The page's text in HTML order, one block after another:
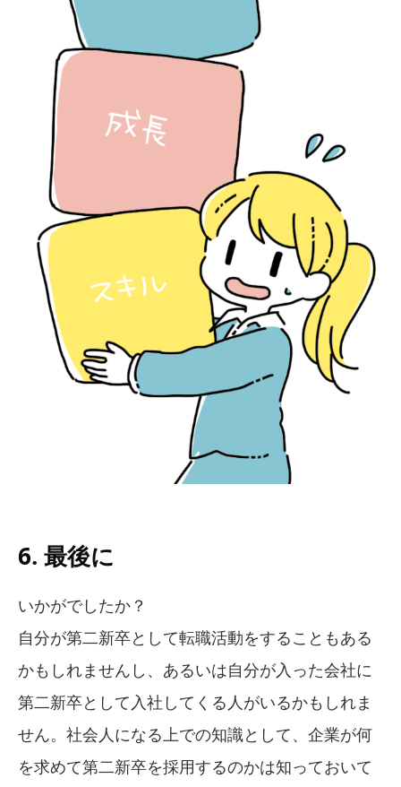
6. 最後に
いかがでしたか？
自分が第二新卒として転職活動をすることもある
かもしれませんし、あるいは自分が入った会社に
第二新卒として入社してくる人がいるかもしれま
せん。社会人になる上での知識として、企業が何
を求めて第二新卒を採用するのかは知っておいて